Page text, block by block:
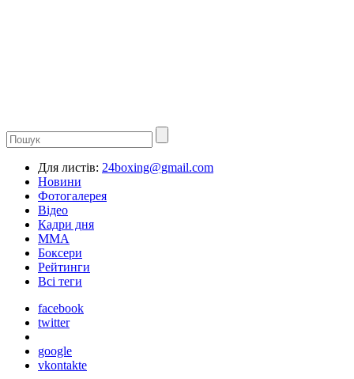
Для листів: 24boxing@gmail.com
Новини
Фотогалерея
Відео
Кадри дня
ММА
Боксери
Рейтинги
Всі теги
facebook
twitter
google
vkontakte